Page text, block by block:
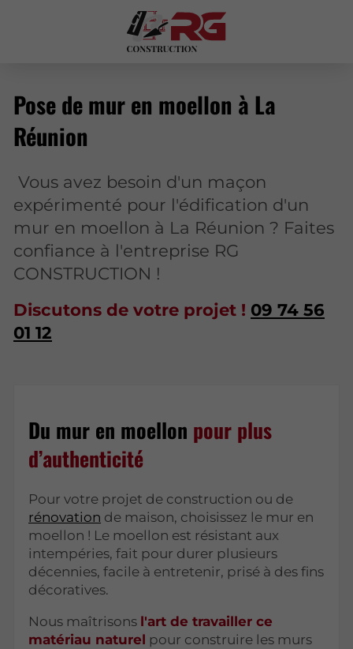
Pose de mur en moellon à La
Réunion
Vous avez besoin d'un maçon
expérimenté pour l'édification d'un
mur en moellon à La Réunion ? Faites
confiance à l'entreprise RG
CONSTRUCTION !
Discutons de votre projet ! 09 74 56
01 12
Du mur en moellon pour plus
d’authenticité
Pour votre projet de construction ou de
rénovation de maison, choisissez le mur en
moellon ! Le moellon est résistant aux
intempéries, fait pour durer plusieurs
décennies, facile à entretenir, prisé à des fins
décoratives.
Nous maîtrisons l'art de travailler ce
matériau naturel pour construire les murs